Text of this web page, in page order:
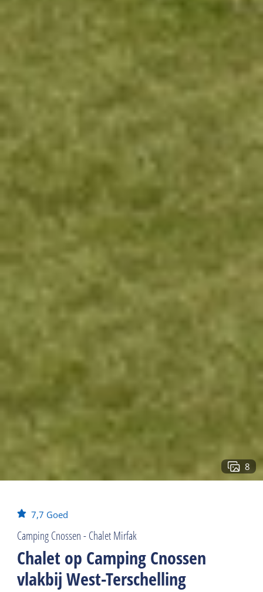
8
7,7 Goed
Camping Cnossen - Chalet Mirfak
Chalet op Camping Cnossen
vlakbij West-Terschelling